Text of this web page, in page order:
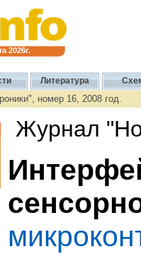
2026г.
Литература
номер 16, 2008 год.
Журнал